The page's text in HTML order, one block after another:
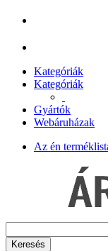
Kategóriák
Kategóriák
Gyártók
Webáruházak
Az én
Keresés